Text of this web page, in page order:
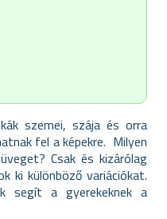
szemei, szája és orra
fel a képekre. Milyen
Csak és kizárólag
ki különböző variációkat.
segít a gyerekeknek a